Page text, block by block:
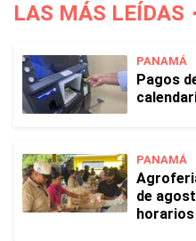
LAS MÁS LEÍDAS
PANAMÁ
Pagos
PANAMÁ
de
horarios